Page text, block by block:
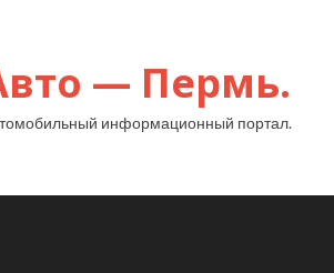
— Пермь.
информационный портал.